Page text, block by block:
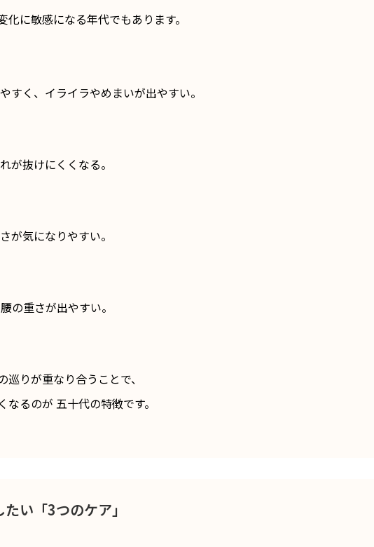
化に敏感になる年代でもあります。
すく、イライラやめまいが出やすい。
が抜けにくくなる。
が気になりやすい。
の重さが出やすい。
巡りが重なり合うことで、
るのが 五十代の特徴です。
い「3つのケア」